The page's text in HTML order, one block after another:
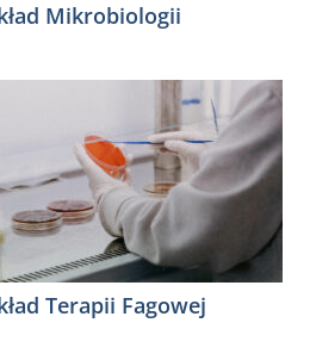
Mikrobiologii
Terapii Fagowej